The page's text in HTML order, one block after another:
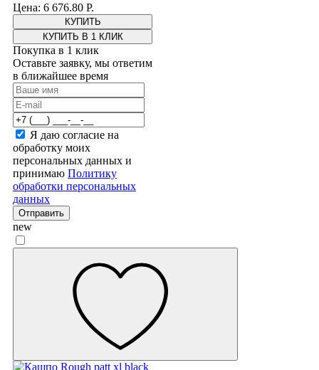
Цена: 6 676.80 Р.
КУПИТЬ В 1 КЛИК
Покупка в 1 клик
Оставьте заявку, мы ответим
в ближайшее время
Я даю согласие на
обработку моих
персональных данных и
принимаю Политику
обработки персональных
данных
Отправить
new